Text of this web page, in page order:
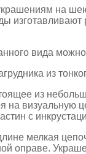
на
вида можно
из
из
на визуальную
с
мелкая
оправе.